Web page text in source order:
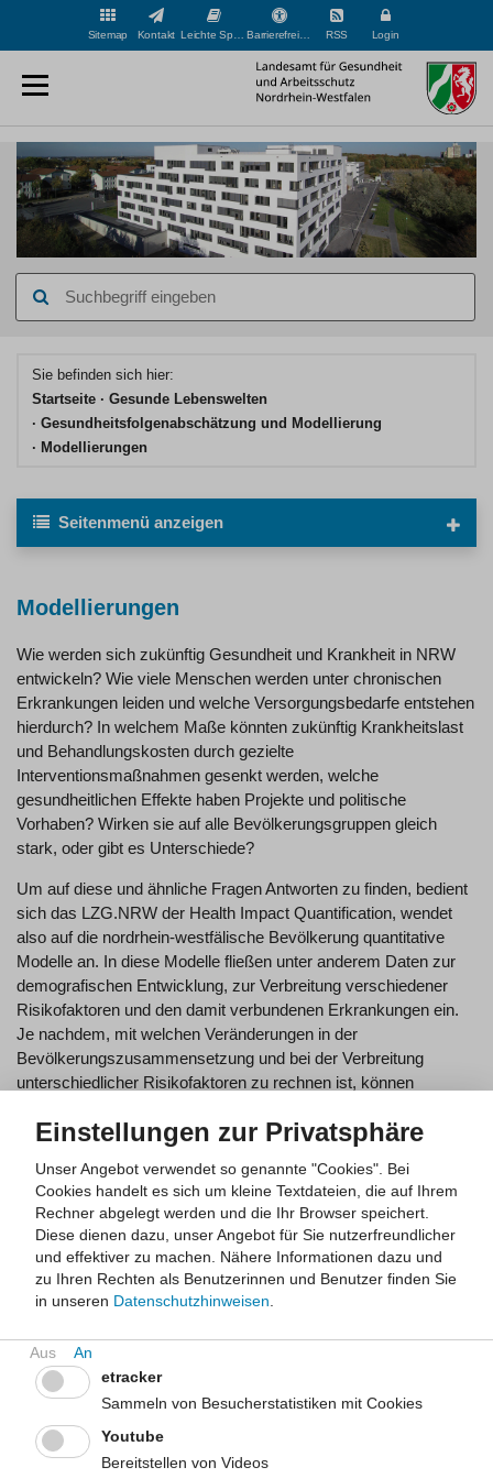
Sitemap Kontakt Barrierefreiheit RSS Login
eingeben
Sie befinden sich hier:
Startseite
Gesunde Lebenswelten
Gesundheitsfolgenabschätzung und Modellierung
Modellierungen
Seitenmenü anzeigen
Modellierungen
Wie werden sich zukünftig Gesundheit und Krankheit in NRW
entwickeln? Wie viele Menschen werden unter chronischen
Erkrankungen leiden und welche Versorgungsbedarfe entstehen
hierdurch? In welchem Maße könnten zukünftig Krankheitslast
und Behandlungskosten durch gezielte
Interventionsmaßnahmen gesenkt werden, welche
gesundheitlichen Effekte haben Projekte und politische
Vorhaben? Wirken sie auf alle Bevölkerungsgruppen gleich
stark, oder gibt es Unterschiede?
Um auf diese und ähnliche Fragen Antworten zu finden, bedient
sich das LZG.NRW der Health Impact Quantification, wendet
also auf die nordrhein-westfälische Bevölkerung quantitative
Modelle an. In diese Modelle fließen unter anderem Daten zur
demografischen Entwicklung, zur Verbreitung verschiedener
Risikofaktoren und den damit verbundenen Erkrankungen ein.
Je nachdem, mit welchen Veränderungen in der
Bevölkerungszusammensetzung und bei der Verbreitung
unterschiedlicher Risikofaktoren zu rechnen ist, können
geschätzt werden.
Die Modellierung ist somit ein wichtiger Baustein für die
Gesundheitsfolgenabschätzung, denn die simulierten
Effektschätzer spielen eine zunehmende Rolle für
Planungsprozesse im Bereich Gesundheitsschutz, -förderung
und -versorgung. Die Modellierung beschäftigt sich ebenso mit
der Frage, welche Erkrankungen und Faktoren eine besonders
Bevölkerung verursachen. Für quantitative Modellierungen nutzt
das LZG.NRW vorrangig das Instrument DYNAMO-HIA.
Gesundheitsfolgenabschätzung
DYNAMO-HIA
Einstellungen zur Privatsphäre
Unser Angebot verwendet so genannte "Cookies". Bei
Cookies handelt es sich um kleine Textdateien, die auf Ihrem
Rechner abgelegt werden und die Ihr Browser speichert.
Diese dienen dazu, unser Angebot für Sie nutzerfreundlicher
und effektiver zu machen. Nähere Informationen dazu und
zu Ihren Rechten als Benutzerinnen und Benutzer finden Sie
in unseren Datenschutzhinweisen.
etracker
Sammeln von Besucherstatistiken mit Cookies
Youtube
Bereitstellen von Videos